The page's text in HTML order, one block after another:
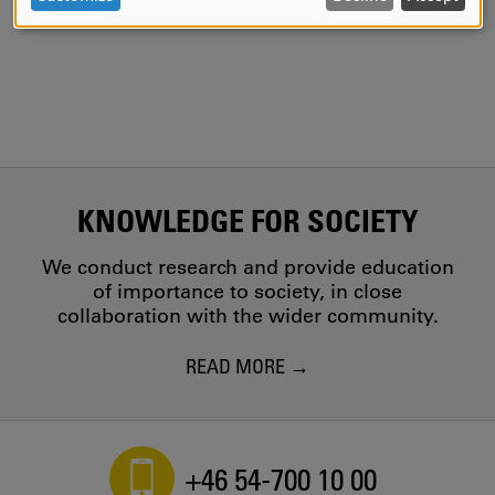
Engelska
KNOWLEDGE FOR SOCIETY
We conduct research and provide education
of importance to society, in close
collaboration with the wider community.
READ MORE
+46 54-700 10 00
AND